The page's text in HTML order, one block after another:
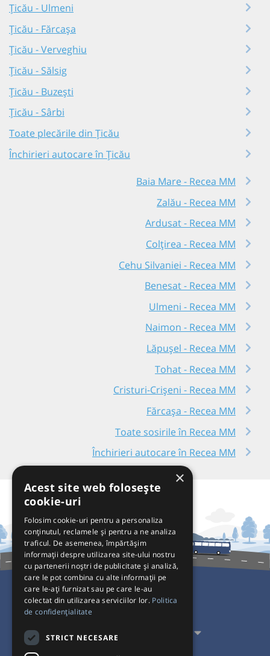
Țicău - Ulmeni
Țicău - Fărcașa
Țicău - Verveghiu
Țicău - Sălsig
Țicău - Buzești
Țicău - Sârbi
Toate plecările din Țicău
Închirieri autocare în Țicău
Baia Mare - Recea MM
Zalău - Recea MM
Ardusat - Recea MM
Colțirea - Recea MM
Cehu Silvaniei - Recea MM
Benesat - Recea MM
Ulmeni - Recea MM
Naimon - Recea MM
Lăpușel - Recea MM
Tohat - Recea MM
Cristuri-Crișeni - Recea MM
Fărcașa - Recea MM
Toate sosirile în Recea MM
Închirieri autocare în Recea MM
Pentru Călători
Pentru Transportatori
×
Acest site web folosește
cookie-uri
Folosim cookie-uri pentru a personaliza
conținutul, reclamele și pentru a ne analiza
traficul. De asemenea, împărtășim
informații despre utilizarea site-ului nostru
cu partenerii noștri de publicitate și analiză,
care le pot combina cu alte informații pe
care le-ați furnizat sau pe care le-au
colectat din utilizarea serviciilor lor. Politica
de confidențialitate
STRICT NECESARE